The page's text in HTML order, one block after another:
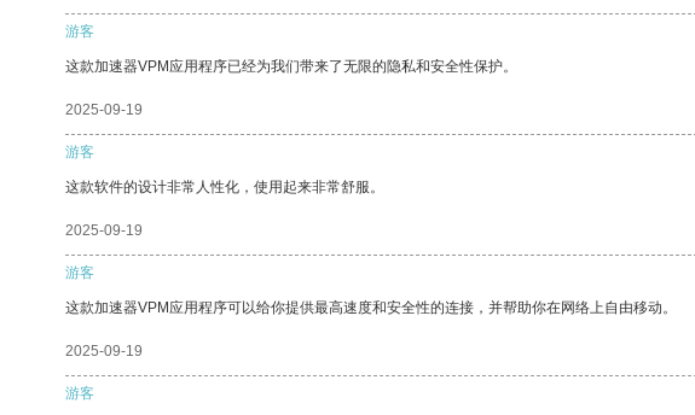
游客
这款加速器VPM应用程序已经为我们带来了无限的隐私和安全性保护。
2025-09-19
游客
这款软件的设计非常人性化，使用起来非常舒服。
2025-09-19
游客
这款加速器VPM应用程序可以给你提供最高速度和安全性的连接，并帮助你在网络上自由移动。
2025-09-19
游客